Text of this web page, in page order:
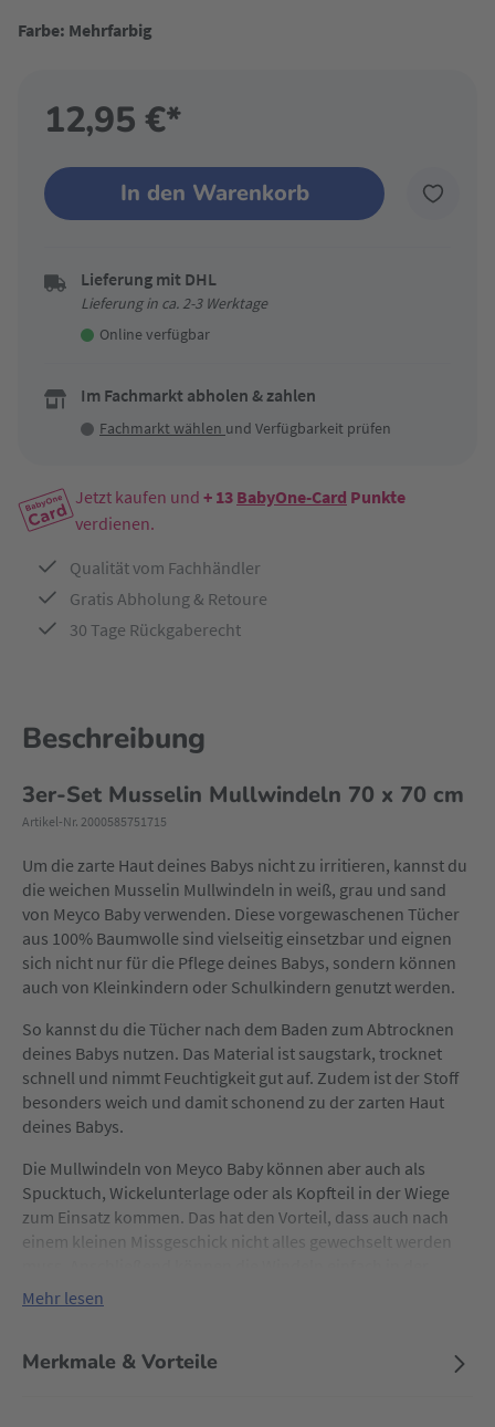
Farbe: Mehrfarbig
12,95 €*
In den Warenkorb
Lieferung mit DHL
Lieferung in ca. 2-3 Werktage
Online verfügbar
Im Fachmarkt abholen & zahlen
Fachmarkt wählen und Verfügbarkeit prüfen
Jetzt kaufen und + 13 BabyOne-Card Punkte
verdienen.
Qualität vom Fachhändler
Gratis Abholung & Retoure
30 Tage Rückgaberecht
Beschreibung
3er-Set Musselin Mullwindeln 70 x 70 cm
Artikel-Nr. 2000585751715
Um die zarte Haut deines Babys nicht zu irritieren, kannst du
die weichen Musselin Mullwindeln in weiß, grau und sand
von Meyco Baby verwenden. Diese vorgewaschenen Tücher
aus 100% Baumwolle sind vielseitig einsetzbar und eignen
sich nicht nur für die Pflege deines Babys, sondern können
auch von Kleinkindern oder Schulkindern genutzt werden.
So kannst du die Tücher nach dem Baden zum Abtrocknen
deines Babys nutzen. Das Material ist saugstark, trocknet
schnell und nimmt Feuchtigkeit gut auf. Zudem ist der Stoff
besonders weich und damit schonend zu der zarten Haut
deines Babys.
Die Mullwindeln von Meyco Baby können aber auch als
Spucktuch, Wickelunterlage oder als Kopfteil in der Wiege
zum Einsatz kommen. Das hat den Vorteil, dass auch nach
einem kleinen Missgeschick nicht alles gewechselt werden
Waschmaschine bei maximal 40°C gewaschen werden.
Mehr lesen
Merkmale & Vorteile